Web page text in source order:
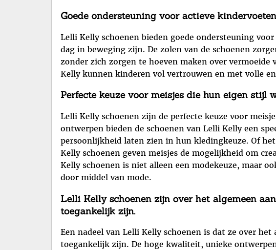
Goede ondersteuning voor actieve
Lelli Kelly schoenen bieden goede ondersteuning
dag in beweging zijn. De zolen van de schoenen
zonder zich zorgen te hoeven maken over
Kelly kunnen kinderen vol vertrouwen en met volle
Perfecte keuze voor meisjes die hun eigen stijl
Lelli Kelly schoenen zijn de perfecte keuze voor
ontwerpen bieden de schoenen van Lelli Kelly een
persoonlijkheid laten zien in hun kledingkeuze. Of
Kelly schoenen geven meisjes de mogelijkheid om
Kelly schoenen is niet alleen een modekeuze, maar
door middel van mode.
Lelli Kelly schoenen zijn over het algemeen
toegankelijk zijn.
Een nadeel van Lelli Kelly schoenen is dat ze over
toegankelijk zijn. De hoge kwaliteit, unieke